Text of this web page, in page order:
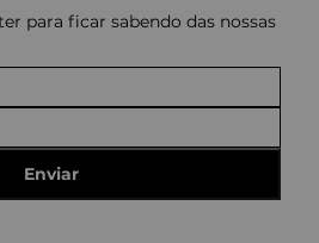
para ficar sabendo das nossas
Enviar